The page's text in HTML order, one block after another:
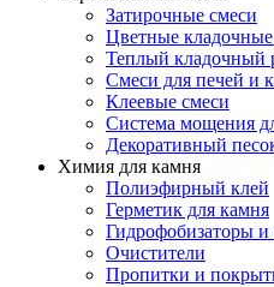
Затирочные смеси
Цветные
Теплый кладочный
Смеси для печей и
Клеевые смеси
Система мощения
Декоративный
Химия для камня
Полиэфирный клей
Герметик для камня
Гидрофобизаторы и
Очистители
Пропитки и